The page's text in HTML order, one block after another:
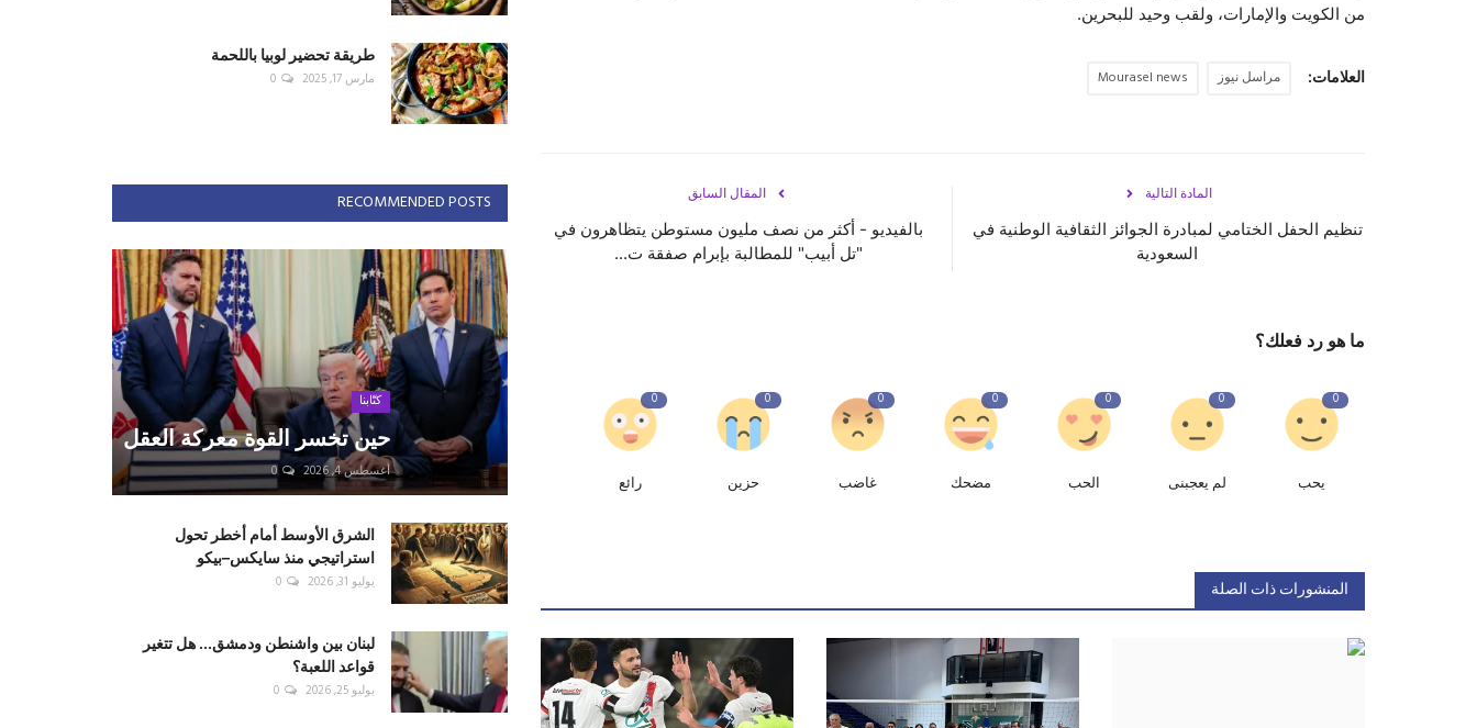
من الكويت والإمارات، ولقب وحيد للبحرين.
العلامات: مراسل نيوز Mourasel news
المقال السابق
بالفيديو - أكثر من نصف مليون مستوطن يتظاهرون في
"تل أبيب" للمطالبة بإبرام صفقة ت...
المادة التالية
تنظيم الحفل الختامي لمبادرة الجوائز الثقافية الوطنية في
السعودية
ما هو رد فعلك؟
0
يحب
0
لم يعجبنى
0
الحب
0
مضحك
0
غاضب
0
حزين
0
رائع
المنشورات ذات الصلة
طريقة تحضير لوبيا باللحمة
مارس 17, 2025 0
RECOMMENDED POSTS
كتّابنا
حين تخسر القوة معركة العقل
أغسطس 4, 2026 0
الشرق الأوسط أمام أخطر تحول
استراتيجي منذ سايكس–بيكو
يوليو 31, 2026 0
لبنان بين واشنطن ودمشق... هل تتغير
قواعد اللعبة؟
يوليو 25, 2026 0